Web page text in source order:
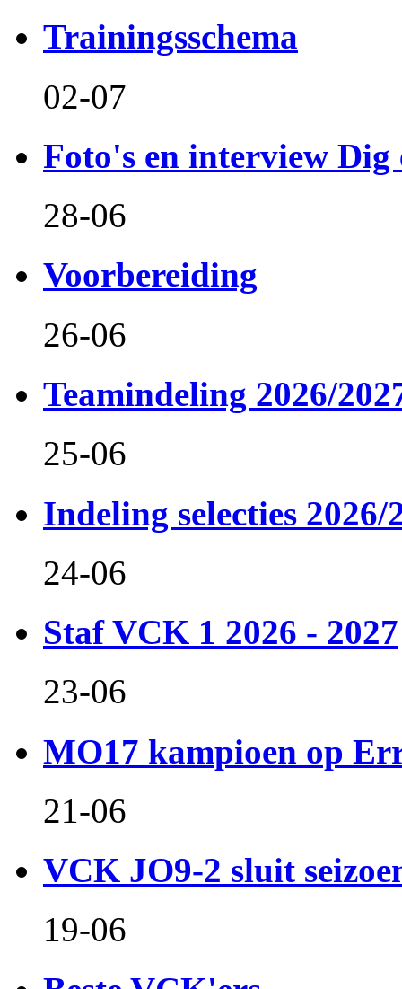
Trainingsschema
02-07
Foto's en interview Dig
28-06
Voorbereiding
26-06
Teamindeling 2026/
25-06
Indeling selecties 2026/
24-06
Staf VCK 1 2026 - 2027
23-06
MO17 kampioen op
21-06
VCK JO9-2 sluit
19-06